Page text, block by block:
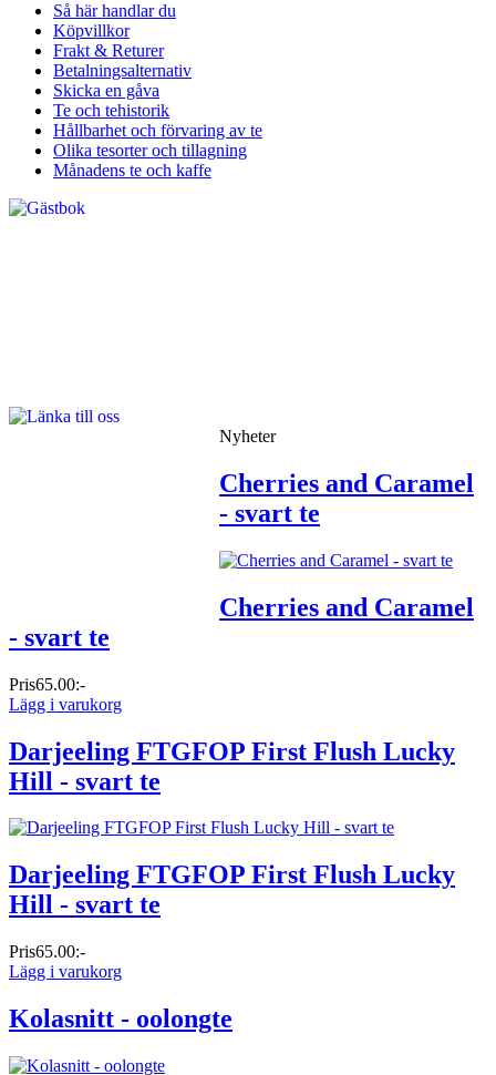
Så här handlar du
Köpvillkor
Frakt & Returer
Betalningsalternativ
Skicka en gåva
Te och tehistorik
Hållbarhet och förvaring av te
Olika tesorter och tillagning
Månadens te och kaffe
Nyheter
Cherries and Caramel
- svart te
Cherries and Caramel
- svart te
Pris65.00:-
Lägg i varukorg
Darjeeling FTGFOP First Flush Lucky
Hill - svart te
Darjeeling FTGFOP First Flush Lucky
Hill - svart te
Pris65.00:-
Lägg i varukorg
Kolasnitt - oolongte